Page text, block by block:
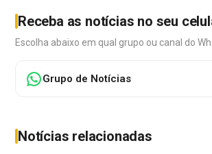
Receba as notícias no seu
Escolha abaixo em qual grupo ou canal do
Grupo de Notícias
Notícias relacionadas